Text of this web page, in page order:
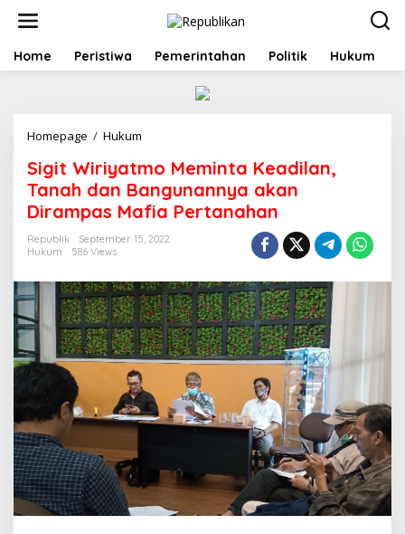
t
Home Peristiwa Pemerintahan Politik Hukum
Homepage / Hukum
g
i
t
W
i
y
a
t
m
o
M
e
m
i
n
e
a
Sigit Wiriyatmo Meminta Keadilan,
Tanah dan Bangunannya akan
Dirampas Mafia Pertanahan
Republik
September 15, 2022
Hukum
586 Views